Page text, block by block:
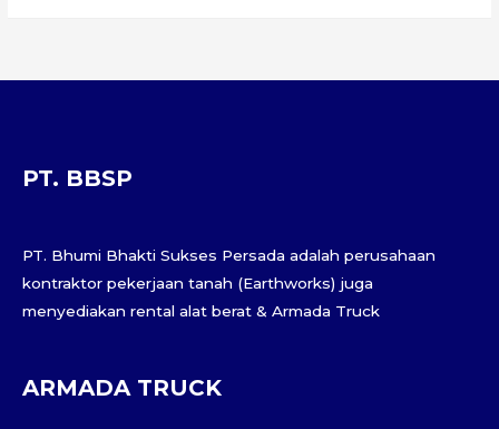
PT. BBSP
PT. Bhumi Bhakti Sukses Persada adalah perusahaan
kontraktor pekerjaan tanah (Earthworks) juga
menyediakan rental alat berat & Armada Truck
ARMADA TRUCK